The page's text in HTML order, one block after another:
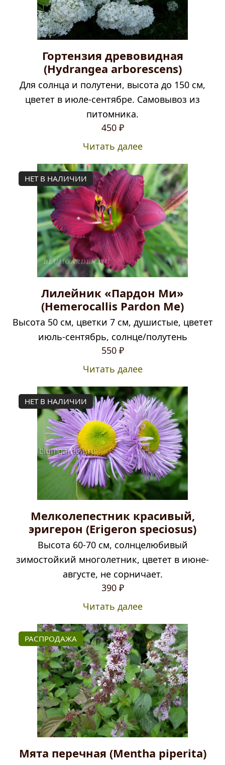
Гортензия древовидная
(Hydrangea arborescens)
Для солнца и полутени, высота до 150 см,
цветет в июле-сентябре. Самовывоз из
питомника.
450 ₽
Читать далее
НЕТ В НАЛИЧИИ
Лилейник «Пардон Ми»
(Hemerocallis Pardon Me)
Высота 50 см, цветки 7 см, душистые, цветет
июль-сентябрь, солнце/полутень
550 ₽
Читать далее
НЕТ В НАЛИЧИИ
Мелколепестник красивый,
эригерон (Erigeron speciosus)
Высота 60-70 см, солнцелюбивый
зимостойкий многолетник, цветет в июне-
августе, не сорничает.
390 ₽
Читать далее
РАСПРОДАЖА
Мята перечная (Mentha piperita)